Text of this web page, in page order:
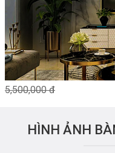
5,500,000 đ
HÌNH ẢNH